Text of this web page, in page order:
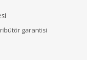
garantisi